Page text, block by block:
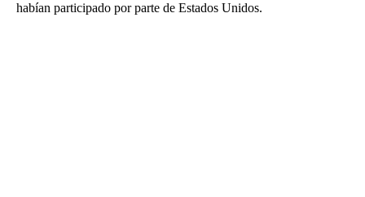
habían participado por parte de Estados Unidos.